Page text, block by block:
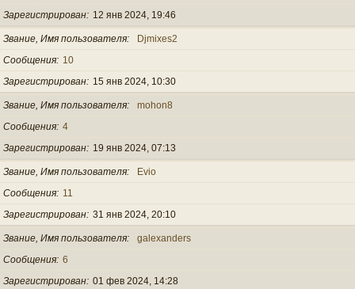
Зарегистрирован
12 янв 2024, 19:46
Звание, Имя пользователя
Djmixes2
Сообщения
10
Зарегистрирован
15 янв 2024, 10:30
Звание, Имя пользователя
mohon8
Сообщения 4
Зарегистрирован
19 янв 2024, 07:13
Звание, Имя пользователя
Evio
Сообщения
11
Зарегистрирован 31 янв 2024, 20:10
Звание, Имя пользователя
galexanders
Сообщения 6
Зарегистрирован 01 фев 2024, 14:28